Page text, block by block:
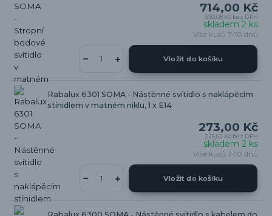
714,00 Kč
590,08 Kč bez DPH
skladem 2 ks
Více kusů 7-10 dnů
Vložit do košíku
Rabalux 6301 SOMA - Nástěnné svítidlo s naklápěcím
stínidlem v matném niklu, 1 x E14
273,00 Kč
225,62 Kč bez DPH
skladem 2 ks
Více kusů 7-10 dnů
Vložit do košíku